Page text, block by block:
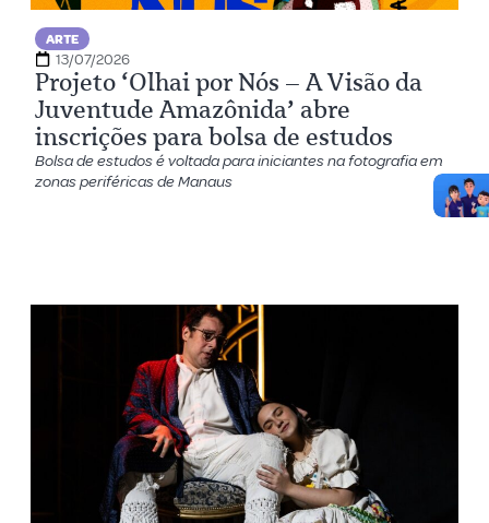
ARTE
13/07/2026
Projeto ‘Olhai por Nós – A Visão da
Juventude Amazônida’ abre
inscrições para bolsa de estudos
Bolsa de estudos é voltada para iniciantes na fotografia em
zonas periféricas de Manaus